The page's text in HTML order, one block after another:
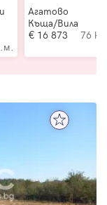
Агатово
Къща/Вила
16 873
76